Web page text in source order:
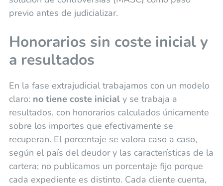
previo antes de judicializar.
Honorarios sin coste inicial y
a resultados
En la fase extrajudicial trabajamos con un modelo
claro: no tiene coste inicialy se trabaja a
resultados, con honorarios calculados únicamente
sobre los importes que efectivamente se
recuperan. El porcentaje se valora caso a caso,
según el país del deudor y las características de la
cartera; no publicamos un porcentaje fijo porque
cada expediente es distinto. Cada cliente cuenta,